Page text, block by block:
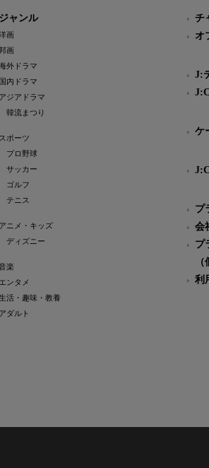
ジャンル
画
画
外ドラマ
国内ドラマ
アジアドラマ
韓流まつり
スポーツ
プロ野球
サッカー
ゴルフ
テニス
アニメ・キッズ
ディズニー
楽
エンタメ
活・趣味・教養
アダルト
チ
オ
J:
ケ
プ
会
プ
利